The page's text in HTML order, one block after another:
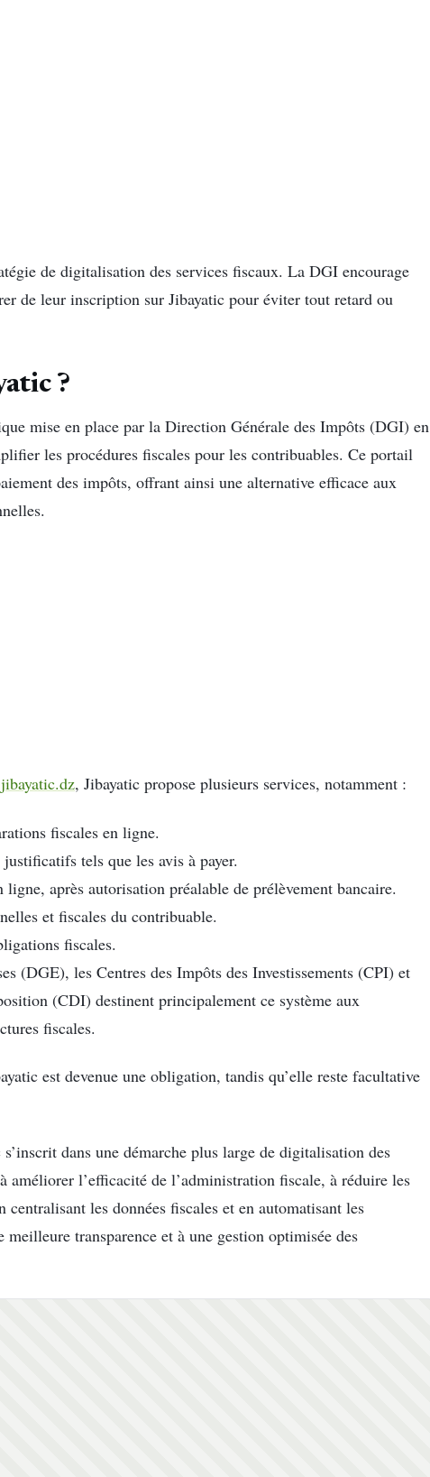
de digitalisation des services fiscaux. La DGI encourage
de leur inscription sur Jibayatic pour éviter tout retard ou
?
mise en place par la Direction Générale des Impôts (DGI) en
les procédures fiscales pour les contribuables. Ce portail
des impôts, offrant ainsi une alternative efficace aux
, Jibayatic propose plusieurs services, notamment :
fiscales en ligne.
tels que les avis à payer.
après autorisation préalable de prélèvement bancaire.
et fiscales du contribuable.
fiscales.
(DGE), les Centres des Impôts des Investissements (CPI) et
(CDI) destinent principalement ce système aux
fiscales.
est devenue une obligation, tandis qu’elle reste facultative
dans une démarche plus large de digitalisation des
améliorer l’efficacité de l’administration fiscale, à réduire les
les données fiscales et en automatisant les
meilleure transparence et à une gestion optimisée des